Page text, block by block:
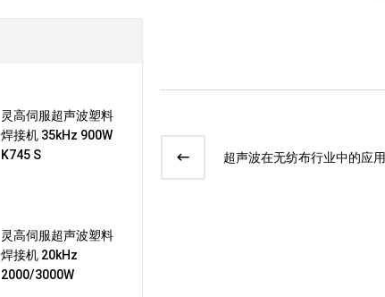
灵高伺服超声波塑料
焊接机 35kHz 900W
K745 S
灵高伺服超声波塑料
焊接机 20kHz
2000/3000W
超声波在无纺布行业中的应用